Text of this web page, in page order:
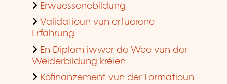
Erwuessenebildung
Validatioun vun erfuerene
Erfahrung
En Diplom iwwer de Wee vun der
Weiderbildung kréien
Kofinanzement vun der Formatioun